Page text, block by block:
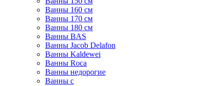
Ванны 160 см
Ванны 170 см
Ванны 180 см
Ванны BAS
Ванны Jacob Delafon
Ванны Kaldewei
Ванны Roca
Ванны недорогие
Ванны с